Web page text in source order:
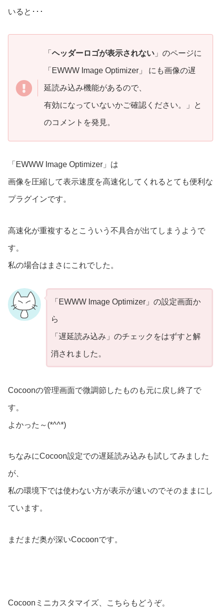
いると･･･
「 ヘッダーロゴが表示されない 」のページに
「EWWW Image Optimizer」 にも画像の遅
延読み込み機能があるので、
有効になっていないかご確認ください。」と
のコメントを発見。
「EWWW Image Optimizer」は
画像を圧縮して表示速度を高速化してくれるとても便利な
プラグインです。
高速化が重複するとこういう不具合が出てしまうようで
す。
私の場合はまさにこれでした。
「EWWW Image Optimizer」の設定画面か
ら
「遅延読み込み」のチェックをはずすと解
消されました。
Cocoonの管理画面で微調節したものも元に戻し終了で
す。
よかった～(*^^*)
ちなみにCocoon設定での遅延読み込みも試してみました
が、
私の環境下では使わない方が表示が速いのでそのままにし
ています。
まだまだ奥が深いCocoonです。
Cocoonミニカスタマイズ、こちらもどうぞ。